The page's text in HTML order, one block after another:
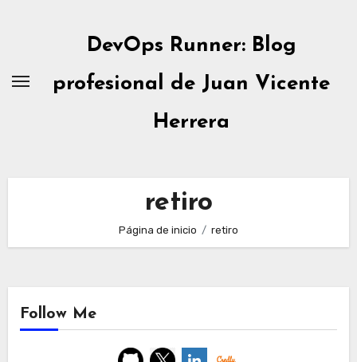
DevOps Runner: Blog
profesional de Juan Vicente
Herrera
retiro
Página de inicio retiro
Follow Me